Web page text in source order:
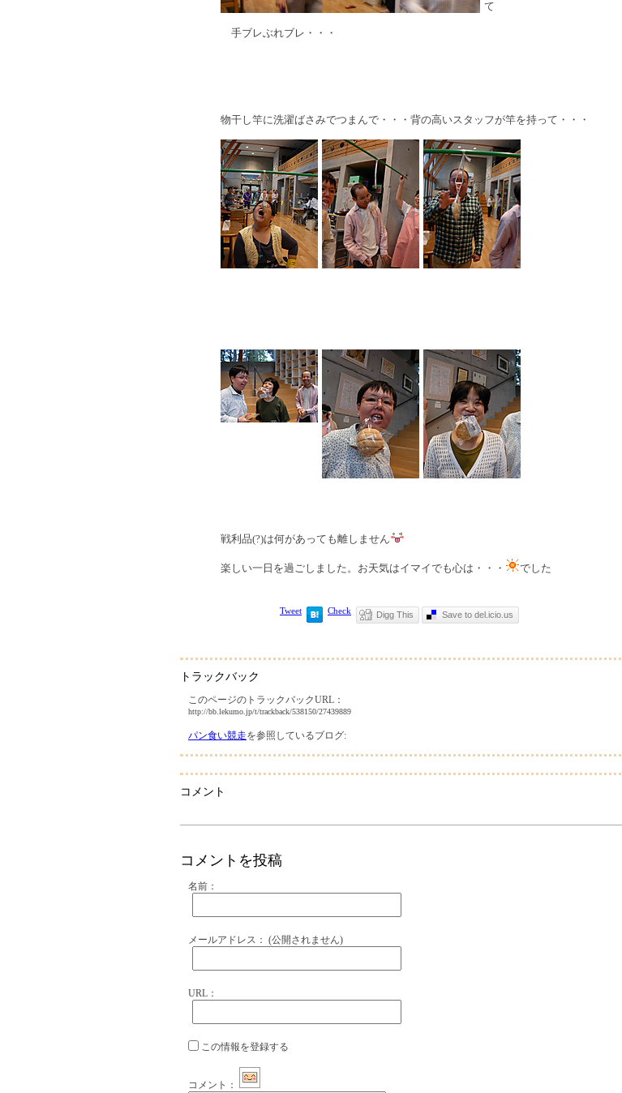
て
手ブレぶれブレ・・・
物干し竿に洗濯ばさみでつまんで・・・背の高いスタッフが竿を持って・・・
戦利品(?)は何があっても離しません
楽しい一日を過ごしました。お天気はイマイでも心は・・・ でした
Tweet Check Digg This Save to del.icio.us
トラックバック
このページのトラックバックURL：
http://bb.lekumo.jp/t/trackback/538150/27439889
パン食い競走を参照しているブログ:
コメント
コメントを投稿
名前：
メールアドレス： (公開されません)
URL：
この情報を登録する
コメント：